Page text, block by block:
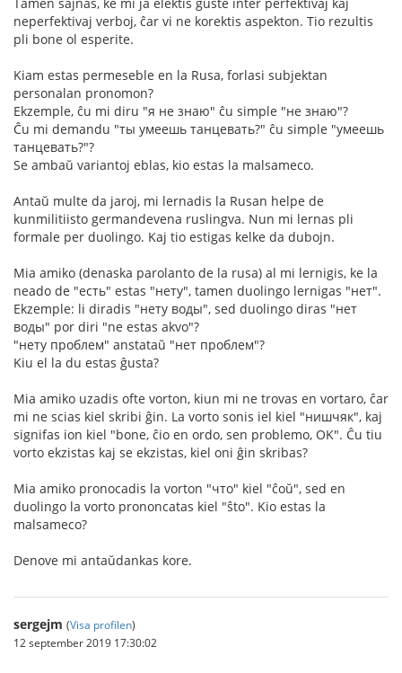
neperfektivaj verboj, ĉar vi ne korektis aspekton. Tio rezultis
pli bone ol esperite.
Kiam estas permeseble en la Rusa, forlasi subjektan
personalan pronomon?
Ekzemple, ĉu mi diru "я не знаю" ĉu simple "не знаю"?
Ĉu mi demandu "ты умеешь танцевать?" ĉu simple "умеешь
танцевать?"?
Se ambaŭ variantoj eblas, kio estas la malsameco.
Antaŭ multe da jaroj, mi lernadis la Rusan helpe de
kunmilitiisto germandevena ruslingva. Nun mi lernas pli
formale per duolingo. Kaj tio estigas kelke da dubojn.
Mia amiko (denaska parolanto de la rusa) al mi lernigis, ke la
neado de "есть" estas "нету", tamen duolingo lernigas "нет".
Ekzemple: li diradis "нету воды", sed duolingo diras "нет
воды" por diri "ne estas akvo"?
"нету проблем" anstataŭ "нет проблем"?
Kiu el la du estas ĝusta?
Mia amiko uzadis ofte vorton, kiun mi ne trovas en vortaro, ĉar
mi ne scias kiel skribi ĝin. La vorto sonis iel kiel "нишчяк", kaj
signifas ion kiel "bone, ĉio en ordo, sen problemo, OK". Ĉu tiu
vorto ekzistas kaj se ekzistas, kiel oni ĝin skribas?
Mia amiko pronocadis la vorton "что" kiel "ĉoŭ", sed en
duolingo la vorto prononcatas kiel "ŝto". Kio estas la
malsameco?
Denove mi antaŭdankas kore.
sergejm (Visa profilen)
12 september 2019 17:30:02